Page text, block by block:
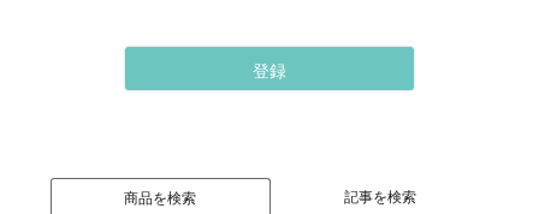
登録
商品を検索 記事を検索